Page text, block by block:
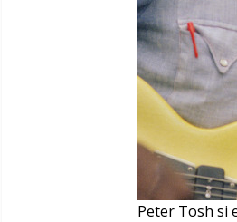
Peter Tosh si